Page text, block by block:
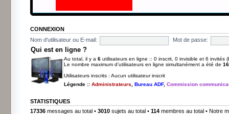
CONNEXION
Nom d'utilisateur ou E-mail:
Mot de passe:
Qui est en ligne ?
Au total, il y a 6 utilisateurs en ligne :: 0 inscrit, 0 invisible et 6 invités
Le nombre maximum d’utilisateurs en ligne simultanément a été de
Utilisateurs inscrits : Aucun utilisateur inscrit
Légende :: Administrateurs Bureau ADF, Commission
STATISTIQUES
17336 messages au total • 3010 sujets au total • 114 membres au total • Notre